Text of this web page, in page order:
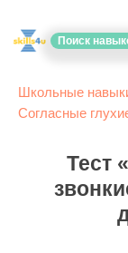
Поиск
Школьные
Согласные
Тест